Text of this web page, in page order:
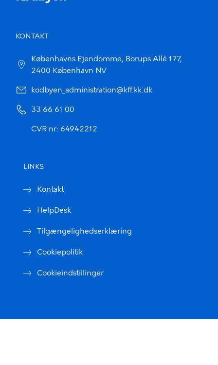
KONTAKT
Københavns Ejendomme, Borups Allé 177,
2400 København NV
kodbyen_administration@kff.kk.dk
33 66 61 00
CVR nr: 64942212
LINKS
Kontakt
HelpDesk
Tilgængelighedserklæring
Cookiepolitik
Cookieindstillinger